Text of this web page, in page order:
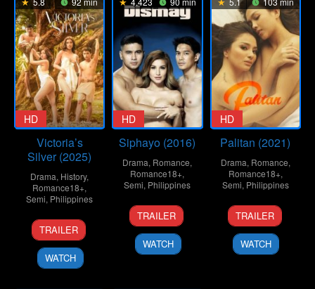
HD
Victoria’s
Silver (2025)
Drama, History,
Romance18+,
Semi, Philippines
15
Aug
2025
Mac
Alejandre
TRAILER
WATCH
HD
Siphayo (2016)
Drama, Romance,
Romance18+,
Semi, Philippines
3
Oct
2016
Joel
Lamangan
TRAILER
WATCH
HD
Palitan (2021)
Drama, Romance,
Romance18+,
Semi, Philippines
10
Dec
2021
Brillante
MA
Mendoza
TRAILER
WATCH